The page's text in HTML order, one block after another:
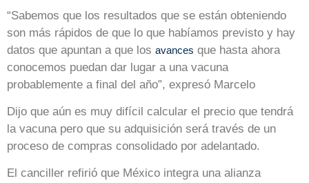
“Sabemos que los resultados que se están obteniendo
son más rápidos de que lo que habíamos previsto y hay
datos que apuntan a que los avances que hasta ahora
conocemos puedan dar lugar a una vacuna
probablemente a final del año”, expresó Marcelo
Dijo que aún es muy difícil calcular el precio que tendrá
la vacuna pero que su adquisición será través de un
proceso de compras consolidado por adelantado.
El canciller refirió que México integra una alianza